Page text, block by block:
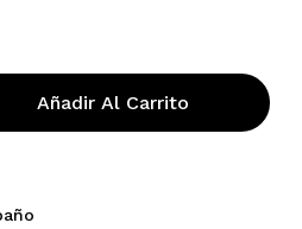
en el
Añadir Al Carrito